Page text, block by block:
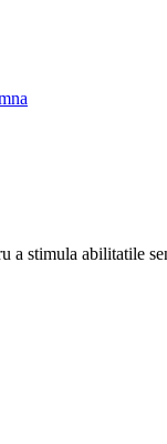
a stimula abilitatile